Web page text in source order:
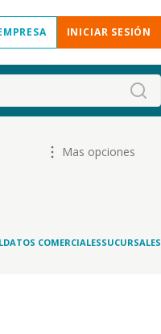
INICIAR SESIÓN
Mas opciones
DATOS COMERCIALESSUCURSALES